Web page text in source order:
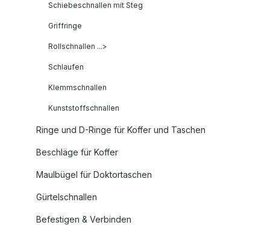
Schiebeschnallen mit Steg
Griffringe
Rollschnallen ...>
Schlaufen
Klemmschnallen
Kunststoffschnallen
Ringe und D-Ringe für Koffer und Taschen
Beschläge für Koffer
Maulbügel für Doktortaschen
Gürtelschnallen
Befestigen & Verbinden